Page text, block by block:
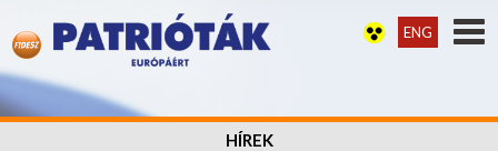
ENG
HÍREK